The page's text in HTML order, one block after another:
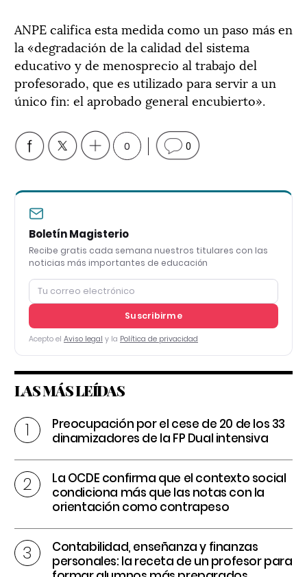
ANPE califica esta medida como un paso más en
la «degradación de la calidad del sistema
educativo y de menosprecio al trabajo del
profesorado, que es utilizado para servir a un
único fin: el aprobado general encubierto».
0 0
Boletín Magisterio
Recibe gratis cada semana nuestros titulares con las
noticias más importantes de educación
Suscribirme
Acepto el Aviso legal y la Política de privacidad
LAS MÁS LEÍDAS
Preocupación por el cese de 20 de los 33
dinamizadores de la FP Dual intensiva
La OCDE confirma que el contexto social
condiciona más que las notas con la
orientación como contrapeso
Contabilidad, enseñanza y finanzas
personales: la receta de un profesor para